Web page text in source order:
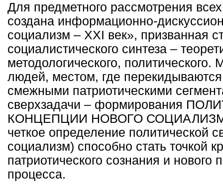
Для предметного рассмотрения
создана информационно-
социализм – XXI век», призванная
социалистического синтеза –
методологического,
людей, местом, где
смежными патриотическими
сверхзадачи – формирования
КОНЦЕПЦИИ НОВОГО
четкое определение политической
социализм) способно стать точкой
патриотического сознания и нового
процесса.